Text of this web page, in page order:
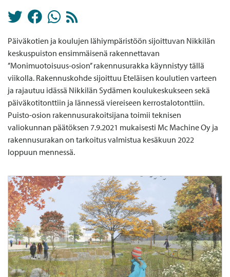
Päiväkotien ja koulujen lähiympäristöön sijoittuvan Nikkilän
keskuspuiston ensimmäisenä rakennettavan
’’Monimuotoisuus-osion’’ rakennusurakka käynnistyy tällä
viikolla. Rakennuskohde sijoittuu Eteläisen koulutien varteen
ja rajautuu idässä Nikkilän Sydämen koulukeskukseen sekä
päiväkotitonttiin ja lännessä viereiseen kerrostalotonttiin.
Puisto-osion rakennusurakoitsijana toimii teknisen
valiokunnan päätöksen 7.9.2021 mukaisesti Mc Machine Oy ja
rakennusurakan on tarkoitus valmistua kesäkuun 2022
loppuun mennessä.